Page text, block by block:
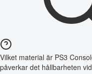
Vilket material är PS3
påverkar det hållbarheten